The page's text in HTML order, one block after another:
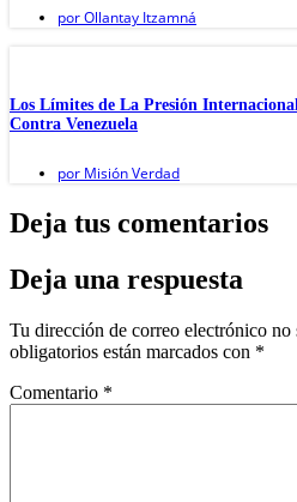
porOllantay Itzamná
Los Límites de La Presión
Contra Venezuela
por Misión Verdad
Deja tus comentarios
Deja una respuesta
Tu dirección de correo electrónico no
obligatorios están marcados con *
Comentario *